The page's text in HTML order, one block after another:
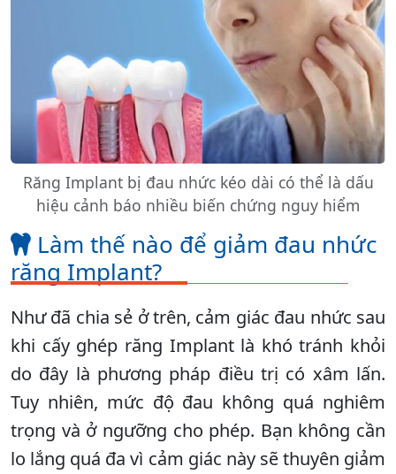
Răng Implant bị đau nhức kéo dài có thể là dấu
hiệu cảnh báo nhiều biến chứng nguy hiểm
Làm thế nào để giảm đau nhức
răng Implant?
Như đã chia sẻ ở trên, cảm giác đau nhức sau
khi cấy ghép răng Implant là khó tránh khỏi
do đây là phương pháp điều trị có xâm lấn.
Tuy nhiên, mức độ đau không quá nghiêm
trọng và ở ngưỡng cho phép. Bạn không cần
lo lắng quá đa vì cảm giác này sẽ thuyên giảm